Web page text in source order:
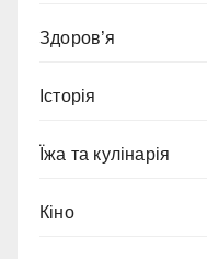
Здоров’я
Історія
Їжа та кулінарія
Кіно